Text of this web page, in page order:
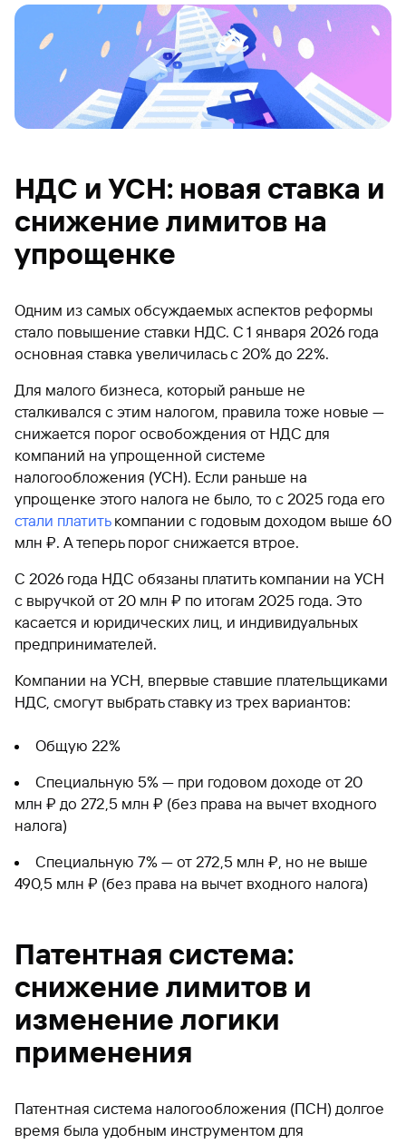
НДС и УСН: новая ставка и
снижение лимитов на
упрощенке
Одним из самых обсуждаемых аспектов реформы
стало повышение ставки НДС. С 1 января 2026 года
основная ставка увеличилась с 20% до 22%.
Для малого бизнеса, который раньше не
сталкивался с этим налогом, правила тоже новые —
снижается порог освобождения от НДС для
компаний на упрощенной системе
налогообложения (УСН). Если раньше на
упрощенке этого налога не было, то с 2025 года его
стали платитькомпании с годовым доходом выше 60
млн ₽. А теперь порог снижается втрое.
С 2026 года НДС обязаны платить компании на УСН
с выручкой от 20 млн ₽ по итогам 2025 года. Это
касается и юридических лиц, и индивидуальных
предпринимателей.
Компании на УСН, впервые ставшие плательщиками
НДС, смогут выбрать ставку из трех вариантов:
Общую 22%
Специальную 5% — при годовом доходе от 20
млн ₽ до 272,5 млн ₽ (без права на вычет входного
налога)
Специальную 7% — от 272,5 млн ₽, но не выше
490,5 млн ₽ (без права на вычет входного налога)
Патентная система:
снижение лимитов и
изменение логики
применения
Патентная система налогообложения (ПСН) долгое
время была удобным инструментом для